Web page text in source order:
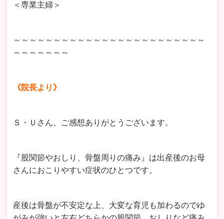
＜専業主婦＞
～～～～～～～～～～～～～～～～～～～～～～～～
～～～～～～～
《院長より》
Ｓ・Ｕさん、ご感想ありがとうございます。
『股関節やおしり、骨盤周りの痛み』は出産後のお母
さんにおこりやすい症状のひとつです。
産後は骨盤が不安定な上、大変な育児も加わるのでゆ